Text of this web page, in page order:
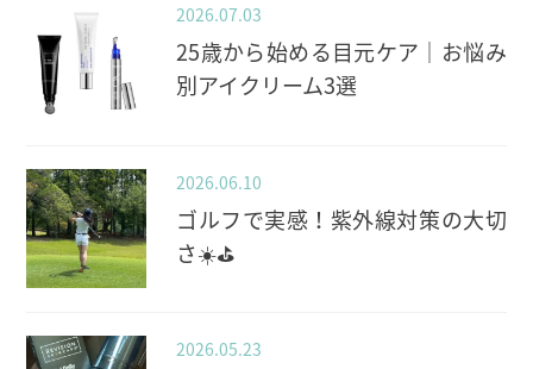
2026.07.03
25歳から始める目元ケア｜お悩み
別アイクリーム3選
2026.06.10
ゴルフで実感！紫外線対策の大切
さ☀️⛳️
2026.05.23